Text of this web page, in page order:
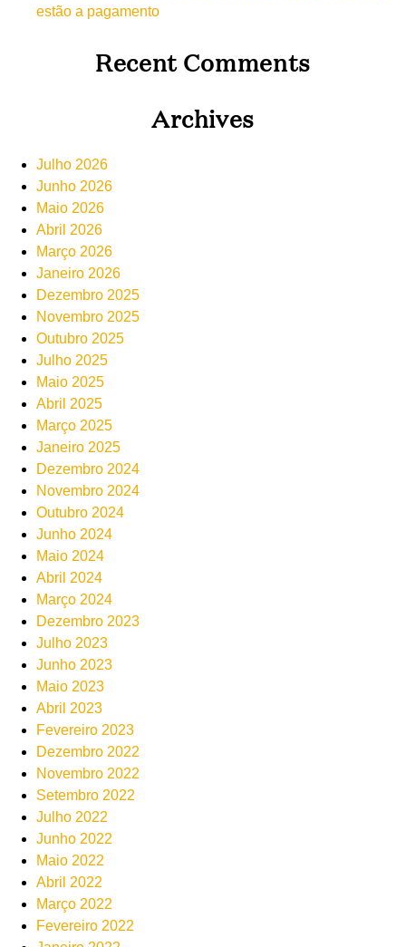
estão a pagamento
Recent Comments
Archives
Julho 2026
Junho 2026
Maio 2026
Abril 2026
Março 2026
Janeiro 2026
Dezembro 2025
Novembro 2025
Outubro 2025
Julho 2025
Maio 2025
Abril 2025
Março 2025
Janeiro 2025
Dezembro 2024
Novembro 2024
Outubro 2024
Junho 2024
Maio 2024
Abril 2024
Março 2024
Dezembro 2023
Julho 2023
Junho 2023
Maio 2023
Abril 2023
Fevereiro 2023
Dezembro 2022
Novembro 2022
Setembro 2022
Julho 2022
Junho 2022
Maio 2022
Abril 2022
Março 2022
Fevereiro 2022